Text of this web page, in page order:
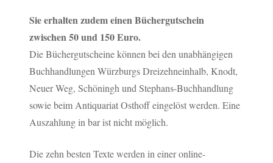
Sie erhalten zudem einen Büchergutschein
zwischen 50 und 150 Euro.
Die Büchergutscheine können bei den unabhängigen
Buchhandlungen Würzburgs Dreizehneinhalb, Knodt,
Neuer Weg, Schöningh und Stephans-Buchhandlung
sowie beim Antiquariat Osthoff eingelöst werden. Eine
Auszahlung in bar ist nicht möglich.
Die zehn besten Texte werden in einer online-